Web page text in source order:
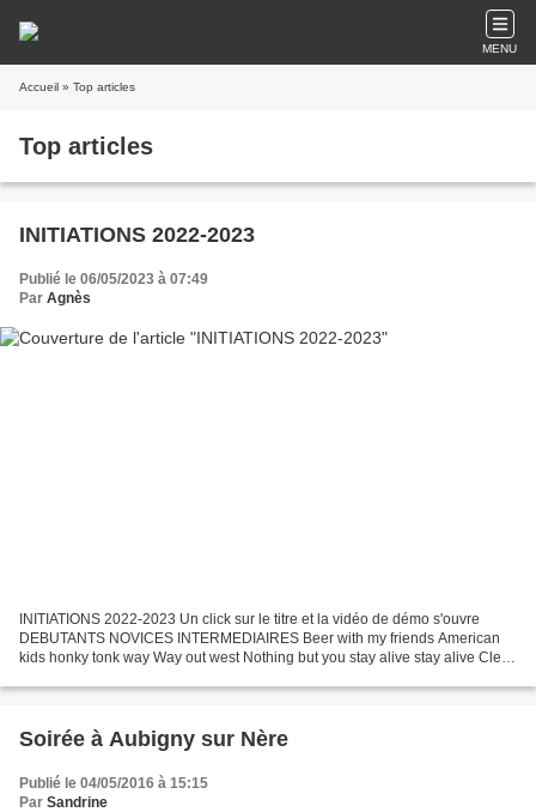
MENU
Accueil » Top articles
Top articles
INITIATIONS 2022-2023
Publié le 06/05/2023 à 07:49
Par Agnès
INITIATIONS 2022-2023 Un click sur le titre et la vidéo de démo s'ouvre
DEBUTANTS NOVICES INTERMEDIAIRES Beer with my friends American
kids honky tonk way Way out west Nothing but you stay alive stay alive Clear
Soirée à Aubigny sur Nère
Publié le 04/05/2016 à 15:15
Par Sandrine